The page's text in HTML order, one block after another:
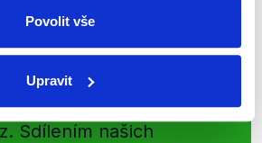
Povolit vše
Upravit
nejnovější události
Sdílením našich